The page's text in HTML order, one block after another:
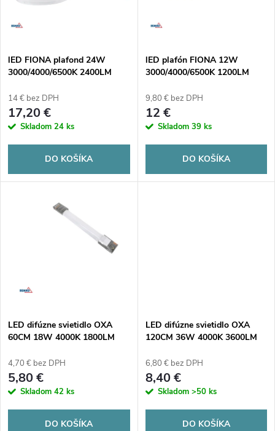
n
e
p
r
d
o
v
i
s
p
r
o
d
o
v
lED FIONA plafond 24W
3000/4000/6500K 2400LM
14 € bez DPH
17,20 €
Skladom 24 ks
DO KOŠÍKA
lED plafón FIONA 12W
3000/4000/6500K 1200LM
9,80 € bez DPH
12 €
Skladom 39 ks
DO KOŠÍKA
LED difúzne svietidlo OXA
60CM 18W 4000K 1800LM
4,70 € bez DPH
5,80 €
Skladom 42 ks
DO KOŠÍKA
LED difúzne svietidlo OXA
120CM 36W 4000K 3600LM
6,80 € bez DPH
8,40 €
Skladom >50 ks
DO KOŠÍKA